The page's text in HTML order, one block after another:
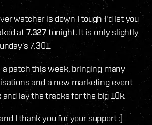
watcher is down I tough I'd let you
at7.327tonight. It is only slightly
7.301.
a patch this week, bringing many
and a new marketing event
lay the tracks for the big 10k.
I thank you for your support :)